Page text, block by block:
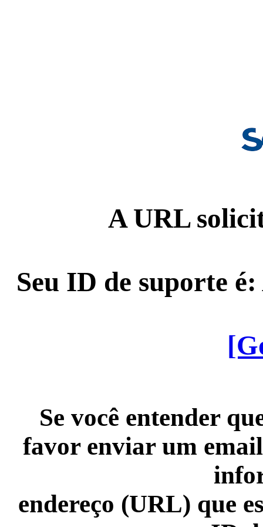
A URL
Seu ID de suporte
Se você entender
favor enviar um
endereço (URL) que